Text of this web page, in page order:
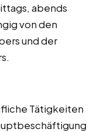
abends
von den
und der
Tätigkeiten